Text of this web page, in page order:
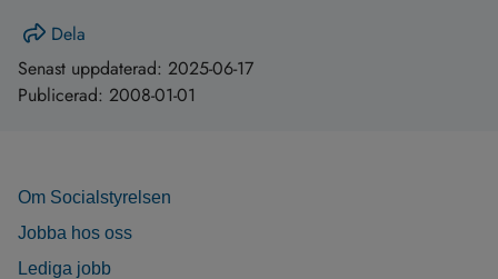
Dela
Senast uppdaterad: 2025-06-17
Publicerad: 2008-01-01
Om Socialstyrelsen
Jobba hos oss
Lediga jobb